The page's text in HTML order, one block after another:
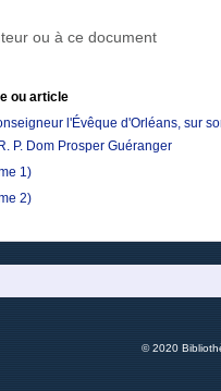
ou à ce document
ou article
l'Évêque d'Orléans, sur
P. Dom Prosper Guéranger
1)
2)
© 2020